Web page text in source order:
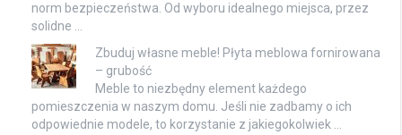
norm bezpieczeństwa. Od wyboru idealnego miejsca, przez
solidne …
Zbuduj własne meble! Płyta meblowa fornirowana
– grubość
Meble to niezbędny element każdego
pomieszczenia w naszym domu. Jeśli nie zadbamy o ich
odpowiednie modele, to korzystanie z jakiegokolwiek …